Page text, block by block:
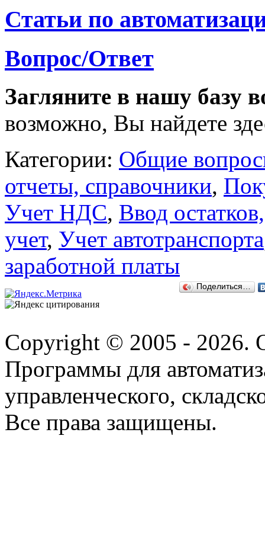
Статьи по
Вопрос/Ответ
Загляните в нашу базу
возможно, Вы найдете
Категории: Общие
отчеты, справочники,
Учет НДС, Ввод
учет, Учет автотранспорта
заработной платы
Поделиться…
Copyright © 2005 - 2026.
Программы для
управленческого,
Все права защищены.